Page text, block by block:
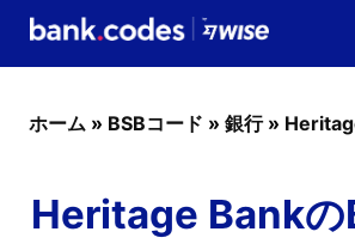
ホーム » BSBコード » 銀行»
Heritage Bankの